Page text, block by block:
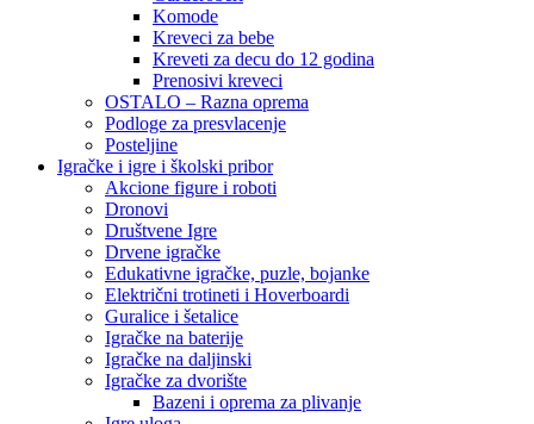
Komode
Kreveci za bebe
Kreveti za decu do 12 godina
Prenosivi kreveci
OSTALO – Razna oprema
Podloge za presvlacenje
Posteljine
Igračke i igre i školski pribor
Akcione figure i roboti
Dronovi
Društvene Igre
Drvene igračke
Edukativne igračke, puzle, bojanke
Električni trotineti i Hoverboardi
Guralice i šetalice
Igračke na baterije
Igračke na daljinski
‎Igračke za dvorište
Bazeni i oprema za plivanje